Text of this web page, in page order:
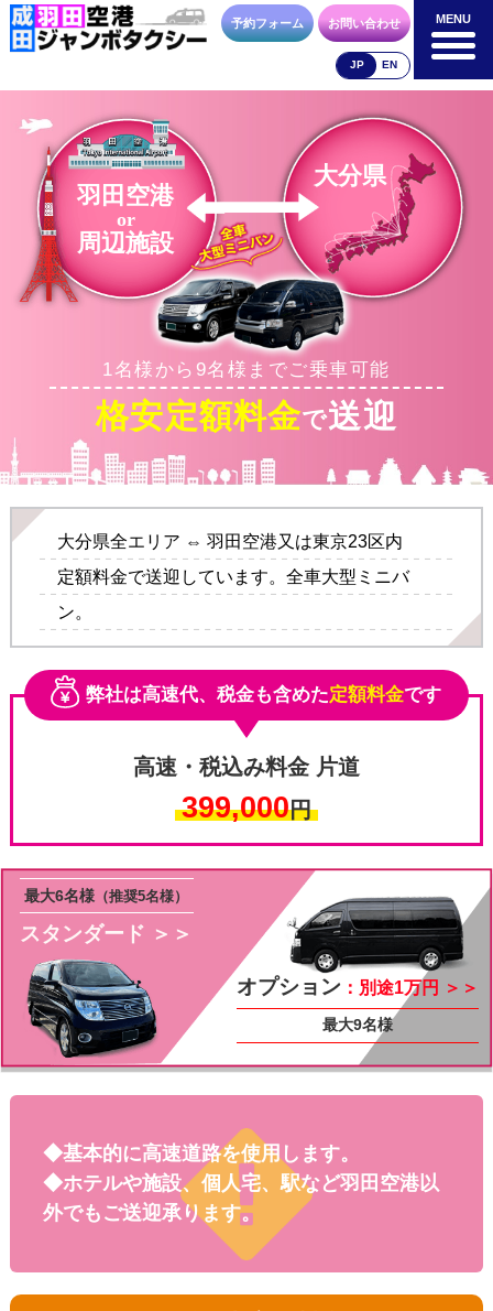
MENU
成田空港
料金表
空港送迎以外
料金表
車種・荷物 お支払方法 合流方法
お問合せ 予約フォーム
その他料金
オプション料金
インフォメーシ
ョン
予約フォーム お問い合わせ
JP EN
MENU
羽田空港
or
周辺施設
大分県
1名様から9名様までご乗車可能
格安定額料金で送迎
大分県全エリア ⇔ 羽田空港又は東京23区内
定額料金で送迎しています。全車大型ミニバ
ン。
弊社は高速代、税金も含めた定額料金です
高速・税込み料金 片道
399,000円
スタンダード ＞＞
最大6名様 （推奨5名様）
オプション ：別途1万円 ＞＞
最大9名様
◆基本的に高速道路を使用します。
◆ホテルや施設、個人宅、駅など羽田空港以
外でもご送迎承ります。